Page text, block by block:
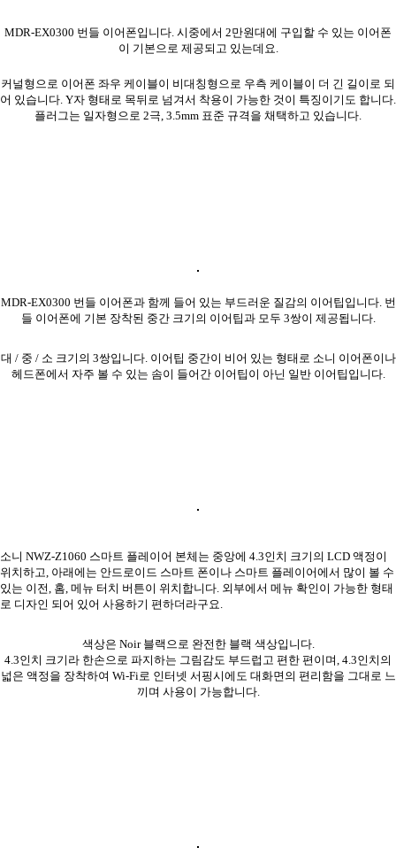
MDR-EX0300 번들 이어폰입니다. 시중에서 2만원대에 구입할 수 있는 이어폰
이 기본으로 제공되고 있는데요.
커널형으로 이어폰 좌우 케이블이 비대칭형으로 우측 케이블이 더 긴 길이로 되
어 있습니다. Y자 형태로 목뒤로 넘겨서 착용이 가능한 것이 특징이기도 합니다.
플러그는 일자형으로 2극, 3.5mm 표준 규격을 채택하고 있습니다.
MDR-EX0300 번들 이어폰과 함께 들어 있는 부드러운 질감의 이어팁입니다. 번
들 이어폰에 기본 장착된 중간 크기의 이어팁과 모두 3쌍이 제공됩니다.
대 / 중 / 소 크기의 3쌍입니다. 이어팁 중간이 비어 있는 형태로 소니 이어폰이나
헤드폰에서 자주 볼 수 있는 솜이 들어간 이어팁이 아닌 일반 이어팁입니다.
소니 NWZ-Z1060 스마트 플레이어 본체는 중앙에 4.3인치 크기의 LCD 액정이
위치하고, 아래에는 안드로이드 스마트 폰이나 스마트 플레이어에서 많이 볼 수
있는 이전, 홈, 메뉴 터치 버튼이 위치합니다. 외부에서 메뉴 확인이 가능한 형태
로 디자인 되어 있어 사용하기 편하더라구요.
색상은 Noir 블랙으로 완전한 블랙 색상입니다.
4.3인치 크기라 한손으로 파지하는 그림감도 부드럽고 편한 편이며, 4.3인치의
넓은 액정을 장착하여 Wi-Fi로 인터넷 서핑시에도 대화면의 편리함을 그대로 느
끼며 사용이 가능합니다.